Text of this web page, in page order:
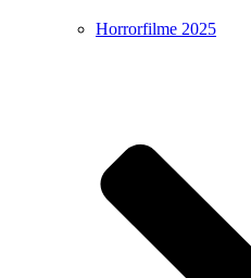
Horrorfilme 2025